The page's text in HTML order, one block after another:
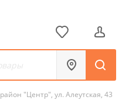
район "Центр", ул. Алеутская, 43